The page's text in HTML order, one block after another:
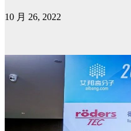
10 月 26, 2022